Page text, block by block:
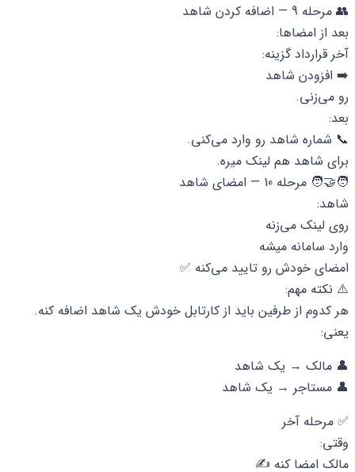
👥 مرحله 9 — اضافه کردن شاهد
بعد از امضاها:
آخر قرارداد گزینه:
➡️ افزودن شاهد
رو می‌زنی.
بعد:
📞 شماره شاهد رو وارد می‌کنی.
برای شاهد هم لینک میره.
🧑‍🤝‍🧑 مرحله 10 — امضای شاهد
شاهد:
روی لینک می‌زنه
وارد سامانه میشه
امضای خودش رو تایید می‌کنه ✅
⚠️ نکته مهم:
هر کدوم از طرفین باید از کارتابل خودش یک شاهد اضافه کنه.
یعنی:
👤 مالک → یک شاهد
👤 مستاجر → یک شاهد
✅ مرحله آخر
وقتی:
مالک امضا کنه ✍️